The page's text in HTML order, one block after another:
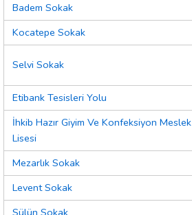
Badem Sokak
Kocatepe Sokak
Selvi Sokak
Etibank Tesisleri Yolu
İhkib Hazır Giyim Ve Konfeksiyon Meslek
Lisesi
Mezarlık Sokak
Levent Sokak